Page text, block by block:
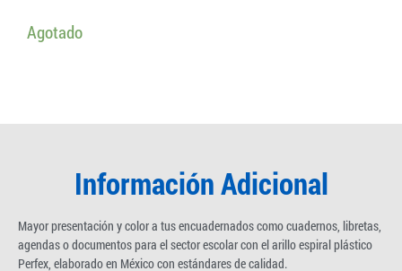
Agotado
Información Adicional
Mayor presentación y color a tus encuadernados como cuadernos, libretas,
agendas o documentos para el sector escolar con el arillo espiral plástico
Perfex, elaborado en México con estándares de calidad.